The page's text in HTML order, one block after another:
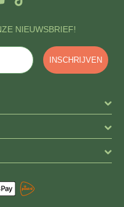
NIEUWSBRIEF!
INSCHRIJVEN